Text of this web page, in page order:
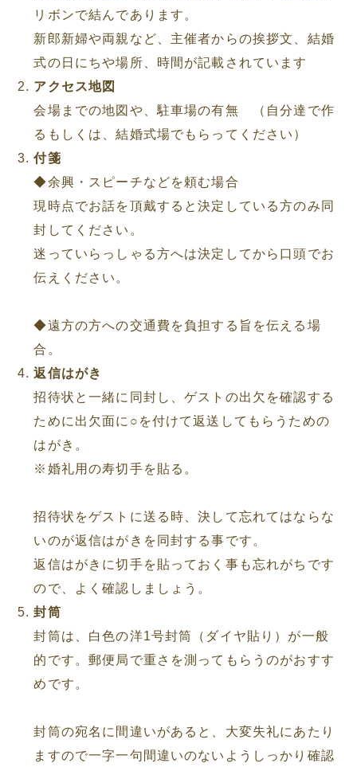
リボンで結んであります。
新郎新婦や両親など、主催者からの挨拶文、結婚
式の日にちや場所、時間が記載されています
アクセス地図
会場までの地図や、駐車場の有無 （自分達で作
るもしくは、結婚式場でもらってください）
付箋
◆余興・スピーチなどを頼む場合
現時点でお話を頂戴すると決定している方のみ同
封してください。
迷っていらっしゃる方へは決定してから口頭でお
伝えください。
◆遠方の方への交通費を負担する旨を伝える場
合。
返信はがき
招待状と一緒に同封し、ゲストの出欠を確認する
ために出欠面に○を付けて返送してもらうための
はがき。
※婚礼用の寿切手を貼る。
招待状をゲストに送る時、決して忘れてはならな
いのが返信はがきを同封する事です。
返信はがきに切手を貼っておく事も忘れがちです
ので、よく確認しましょう。
封筒
封筒は、白色の洋1号封筒（ダイヤ貼り）が一般
的です。郵便局で重さを測ってもらうのがおすす
めです。
封筒の宛名に間違いがあると、大変失礼にあたり
ますので一字一句間違いのないようしっかり確認